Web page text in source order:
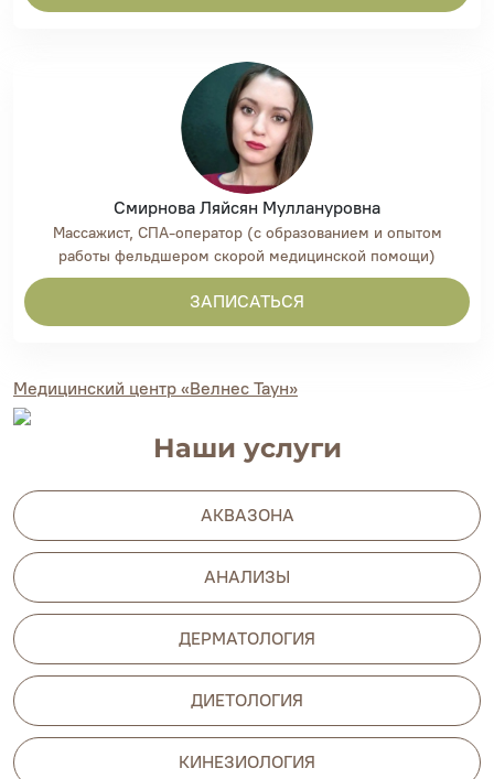
Смирнова Ляйсян Муллануровна
Массажист, СПА-оператор (с образованием и опытом
работы фельдшером скорой медицинской помощи)
ЗАПИСАТЬСЯ
Медицинский центр «Велнес Таун»
Наши услуги
АКВАЗОНА
АНАЛИЗЫ
ДЕРМАТОЛОГИЯ
ДИЕТОЛОГИЯ
КИНЕЗИОЛОГИЯ